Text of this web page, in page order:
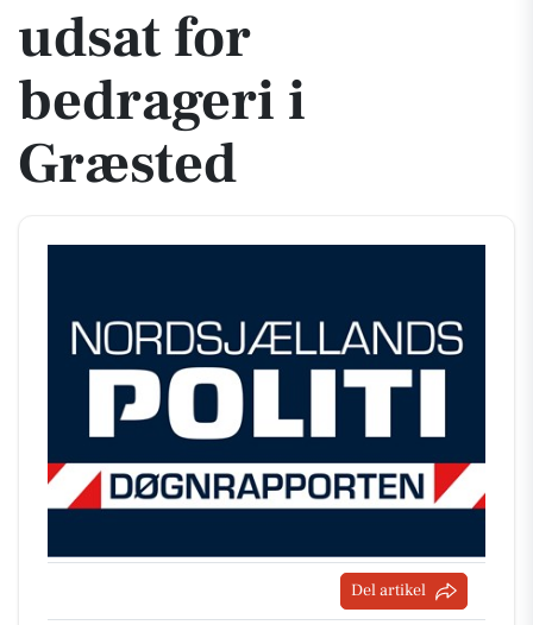
udsat for
bedrageri i
Græsted
Del artikel